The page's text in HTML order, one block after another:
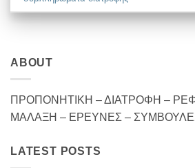
ABOUT
ΠΡΟΠΟΝΗΤΙΚΗ – ΔΙΑΤΡΟΦΗ –
ΜΑΛΑΞΗ – ΕΡΕΥΝΕΣ –
LATEST POSTS